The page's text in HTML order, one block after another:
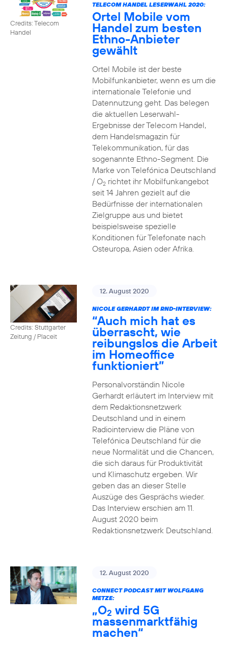
Credits: Telecom
Handel
TELECOM HANDEL LESERWAHL 2020:
Ortel Mobile vom
Handel zum besten
Ethno-Anbieter
gewählt
Ortel Mobile ist der beste
Mobilfunkanbieter, wenn es um die
internationale Telefonie und
Datennutzung geht. Das belegen
die aktuellen Leserwahl-
Ergebnisse der Telecom Handel,
dem Handelsmagazin für
Telekommunikation, für das
sogenannte Ethno-Segment. Die
Marke von Telefónica Deutschland
/ O2richtet ihr Mobilfunkangebot
seit 14 Jahren gezielt auf die
Bedürfnisse der internationalen
Zielgruppe aus und bietet
beispielsweise spezielle
Konditionen für Telefonate nach
Osteuropa, Asien oder Afrika.
Credits: Stuttgarter
Zeitung / Placeit
12. August 2020
NICOLE GERHARDT IM RND-INTERVIEW:
“Auch mich hat es
überrascht, wie
reibungslos die Arbeit
im Homeoffice
funktioniert”
Personalvorständin Nicole
Gerhardt erläutert im Interview mit
dem Redaktionsnetzwerk
Deutschland und in einem
Radiointerview die Pläne von
Telefónica Deutschland für die
neue Normalität und die Chancen,
die sich daraus für Produktivität
und Klimaschutz ergeben. Wir
geben das an dieser Stelle
Auszüge des Gesprächs wieder.
Das Interview erschien am 11.
August 2020 beim
Redaktionsnetzwerk Deutschland.
12. August 2020
CONNECT PODCAST MIT WOLFGANG
METZE:
„O2 wird 5G
massenmarktfähig
machen“